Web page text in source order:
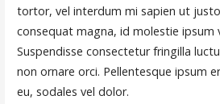
tortor, vel interdum mi sapien ut
consequat magna, id molestie ipsum
Suspendisse consectetur fringilla
non ornare orci. Pellentesque ipsum
eu, sodales vel dolor.